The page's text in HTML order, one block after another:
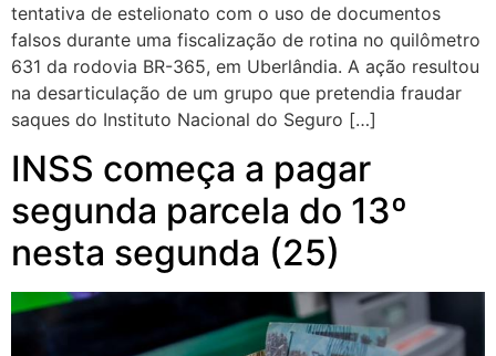
tentativa de estelionato com o uso de documentos
falsos durante uma fiscalização de rotina no quilômetro
631 da rodovia BR-365, em Uberlândia. A ação resultou
na desarticulação de um grupo que pretendia fraudar
saques do Instituto Nacional do Seguro […]
INSS começa a pagar
segunda parcela do 13º
nesta segunda (25)